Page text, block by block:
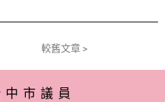
較舊文章 >
中市議員